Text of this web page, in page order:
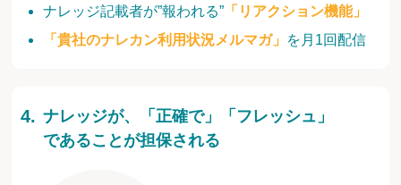
ナレッジ記載者が”報われる” 「リアクション機能」
「貴社のナレカン利用状況メルマガ」 を月1回配信
ナレッジが、「正確で」「フレッシュ」
であることが担保される